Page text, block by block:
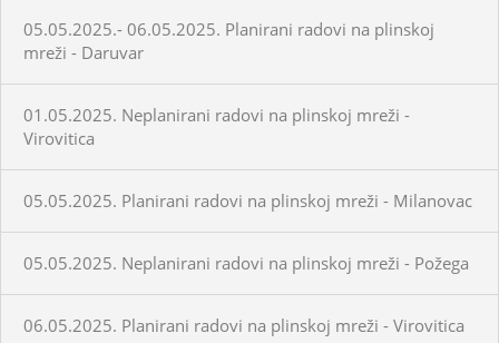
05.05.2025.- 06.05.2025. Planirani radovi na plinskoj
mreži - Daruvar
01.05.2025. Neplanirani radovi na plinskoj mreži -
Virovitica
05.05.2025. Planirani radovi na plinskoj mreži - Milanovac
05.05.2025. Neplanirani radovi na plinskoj mreži - Požega
06.05.2025. Planirani radovi na plinskoj mreži - Virovitica